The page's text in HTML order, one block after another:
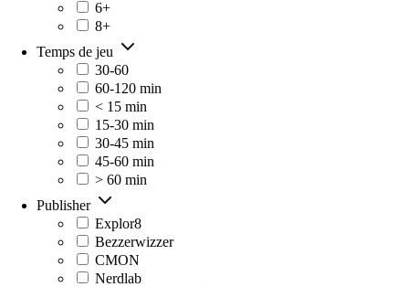
6+
8+
Temps de jeu
30-60
60-120 min
< 15 min
15-30 min
30-45 min
45-60 min
> 60 min
Publisher
Explor8
Bezzerwizzer
CMON
Nerdlab